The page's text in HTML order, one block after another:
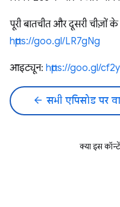
पूरी बातचीत और दूसरी चीज़ों
https://goo.gl/LR7gNg
आइट्यून: https://goo.gl/
arrow_back सभी एपिसोड पर
क्या इस